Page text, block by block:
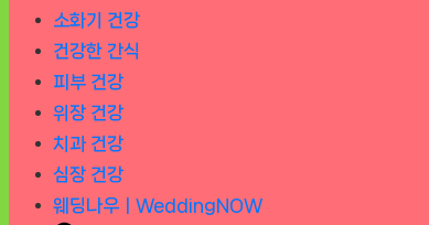
소화기 건강
건강한 간식
피부 건강
위장 건강
치과 건강
심장 건강
웨딩나우ㅣWeddingNOW